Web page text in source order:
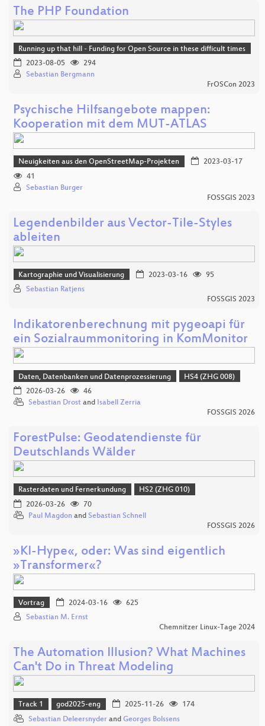
The PHP Foundation
Running up that hill - Funding for Open Source in these difficult times
2023-08-05
294
Sebastian Bergmann
FrOSCon 2023
Psychische Hilfsangebote mappen:
Kooperation mit dem MUT-ATLAS
Neuigkeiten aus den OpenStreetMap-Projekten
2023-03-17
41
Sebastian Burger
FOSSGIS 2023
Legendenbilder aus Vector-Tile-Styles
ableiten
Kartographie und Visualisierung 2023-03-16
95
Sebastian Ratjens
FOSSGIS 2023
Indikatorenberechnung mit pygeoapi für
ein Sozialraummonitoring in KomMonitor
Daten, Datenbanken und Datenprozessierung
HS4 (ZHG 008)
2026-03-26
46
Sebastian Drost and Isabell Zerria
FOSSGIS 2026
ForestPulse: Geodatendienste für
Deutschlands Wälder
Rasterdaten und Fernerkundung
HS2 (ZHG 010)
2026-03-26
70
Paul Magdon and Sebastian Schnell
FOSSGIS 2026
»KI-Hype«, oder: Was sind eigentlich
»Transformer«?
Vortrag 2024-03-16
625
Sebastian M. Ernst
Chemnitzer Linux-Tage 2024
The Automation Illusion? What Machines
Can't Do in Threat Modeling
Track 1 god2025-eng 2025-11-26
174
Sebastian Deleersnyder and Georges Bolssens